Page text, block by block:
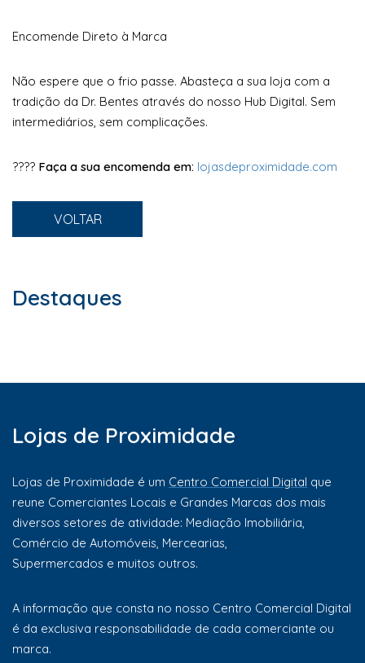
Encomende Direto à Marca
Não espere que o frio passe. Abasteça a sua loja com a
tradição da Dr. Bentes através do nosso Hub Digital. Sem
intermediários, sem complicações.
???? Faça a sua encomenda em: lojasdeproximidade.com
VOLTAR
Destaques
Lojas de Proximidade
Lojas de Proximidade é um Centro Comercial Digital que
reune Comerciantes Locais e Grandes Marcas dos mais
diversos setores de atividade: Mediação Imobiliária,
Comércio de Automóveis, Mercearias,
Supermercados e muitos outros.
A informação que consta no nosso Centro Comercial Digital
é da exclusiva responsabilidade de cada comerciante ou
marca.